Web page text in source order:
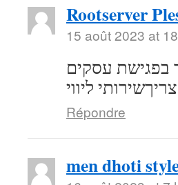
Rootserver
15 août 2023 at
בפגישת עסקים
ליווי
Répondre
men dhoti